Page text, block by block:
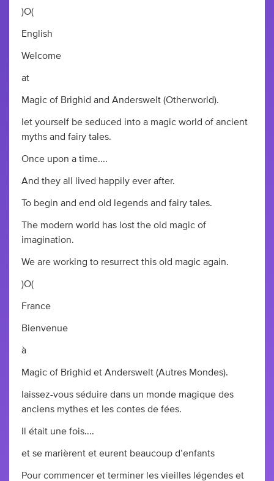
)O(
English
Welcome
at
Magic of Brighid and Anderswelt (Otherworld).
let yourself be seduced into a magic world of ancient
myths and fairy tales.
Once upon a time....
And they all lived happily ever after.
To begin and end old legends and fairy tales.
The modern world has lost the old magic of
imagination.
We are working to resurrect this old magic again.
)O(
France
Bienvenue
à
Magic of Brighid et Anderswelt (Autres Mondes).
laissez-vous séduire dans un monde magique des
anciens mythes et les contes de fées.
Il était une fois....
et se marièrent et eurent beaucoup d’enfants
Pour commencer et terminer les vieilles légendes et